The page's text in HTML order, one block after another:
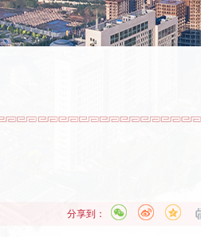
分享到：